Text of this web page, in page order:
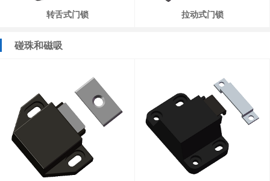
转舌式门锁 拉动式门锁
碰珠和磁吸